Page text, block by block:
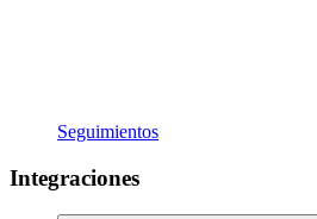
Seguimientos
Integraciones